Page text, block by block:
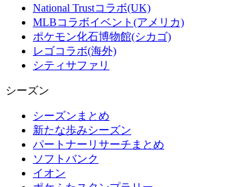
National Trustコラボ(UK)
MLBコラボイベント(アメリカ)
ポケモン化石博物館(シカゴ)
レゴコラボ(海外)
シティサファリ
シーズン
シーズンまとめ
新たな歩みシーズン
パートナーリサーチまとめ
ソフトバンク
イオン